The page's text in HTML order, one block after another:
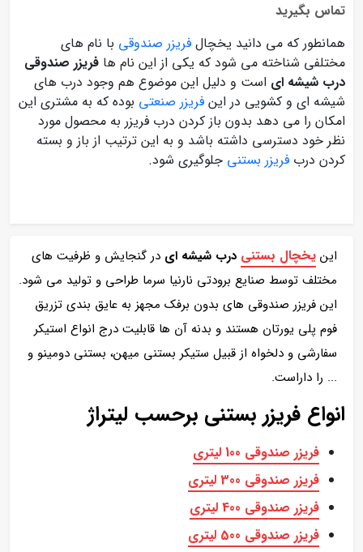
تماس بگیرید
همانطور که می دانید یخچال فریزر صندوقی با نام های
مختلفی شناخته می شود که یکی از این نام ها فریزر صندوقی
درب شیشه ای است و دلیل این موضوع هم وجود درب های
شیشه ای و کشویی در این فریزر صنعتی بوده که به مشتری این
امکان را می دهد بدون باز کردن درب فریزر به محصول مورد
نظر خود دسترسی داشته باشد و به این ترتیب از باز و بسته
کردن درب فریزر بستنی جلوگیری شود.
این یخچال بستنی درب شیشه ای در گنجایش و ظرفیت های
مختلف توسط صنایع برودتی نارنیا سرما طراحی و تولید می شود.
این فریزر صندوقی های بدون برفک مجهز به عایق بندی تزریق
فوم پلی یورتان هستند و بدنه آن ها قابلیت درج انواع استیکر
سفارشی و دلخواه از قبیل ستیکر بستنی میهن، بستنی دومینو و
... را داراست.
انواع فریزر بستنی برحسب لیتراژ
فریزر صندوقی 100 لیتری
فریزر صندوقی 300 لیتری
فریزر صندوقی 400 لیتری
فریزر صندوقی 500 لیتری